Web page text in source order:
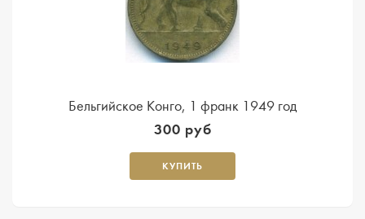
Бельгийское Конго, 1 франк 1949 год
300 руб
КУПИТЬ